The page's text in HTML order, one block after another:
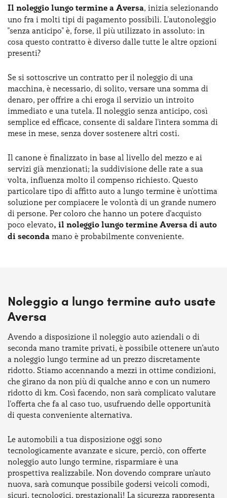
Il noleggio lungo termine a Aversa, inizia selezionando
uno fra i molti tipi di pagamento possibili. L'autonoleggio
"senza anticipo" è, forse, il più utilizzato in assoluto: in
cosa questo contratto è diverso dalle tutte le altre opzioni
presenti?
Se si sottoscrive un contratto per il noleggio di una
macchina, è necessario, di solito, versare una somma di
denaro, per offrire a chi eroga il servizio un introito
immediato e una tutela. Il noleggio senza anticipo, così
semplice ed efficace, consente di saldare l'intera somma di
mese in mese, senza dover sostenere altri costi.
Il canone è finalizzato in base al livello del mezzo e ai
servizi già menzionati; la suddivisione delle rate a sua
volta, influenza molto il compenso richiesto. Questo
particolare tipo di affitto auto a lungo termine è un'ottima
soluzione per compiacere le volontà di un grande numero
di persone. Per coloro che hanno un potere d'acquisto
poco elevato, il noleggio lungo termine Aversa di auto
di seconda mano è probabilmente conveniente.
Noleggio a lungo termine auto usate
Aversa
Avendo a disposizione il noleggio auto aziendali o di
seconda mano tramite privati, è possibile ottenere un’auto
a noleggio lungo termine ad un prezzo discretamente
ridotto. Stiamo accennando a mezzi in ottime condizioni,
che girano da non più di qualche anno e con un numero
ridotto di km. Così facendo, non sarà complicato valutare
l'offerta che fa al caso tuo, usufruendo delle opportunità
di questa conveniente alternativa.
Le automobili a tua disposizione oggi sono
tecnologicamente avanzate e sicure, perciò, con offerte
noleggio auto lungo termine, risparmiare è una
prospettiva realizzabile. Non dovendo comprare un'auto
nuova, sarà comunque possibile godersi veicoli comodi,
sicuri, tecnologici, prestazionali! La sicurezza rappresenta